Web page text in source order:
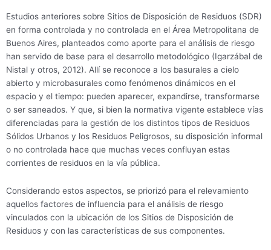
Estudios anteriores sobre Sitios de Disposición de Residuos (SDR)
en forma controlada y no controlada en el Área Metropolitana de
Buenos Aires, planteados como aporte para el análisis de riesgo
han servido de base para el desarrollo metodológico (Igarzábal de
Nistal y otros, 2012). Allí se reconoce a los basurales a cielo
abierto y microbasurales como fenómenos dinámicos en el
espacio y el tiempo: pueden aparecer, expandirse, transformarse
o ser saneados. Y que, si bien la normativa vigente establece vías
diferenciadas para la gestión de los distintos tipos de Residuos
Sólidos Urbanos y los Residuos Peligrosos, su disposición informal
o no controlada hace que muchas veces confluyan estas
corrientes de residuos en la vía pública.
Considerando estos aspectos, se priorizó para el relevamiento
aquellos factores de influencia para el análisis de riesgo
vinculados con la ubicación de los Sitios de Disposición de
Residuos y con las características de sus componentes.